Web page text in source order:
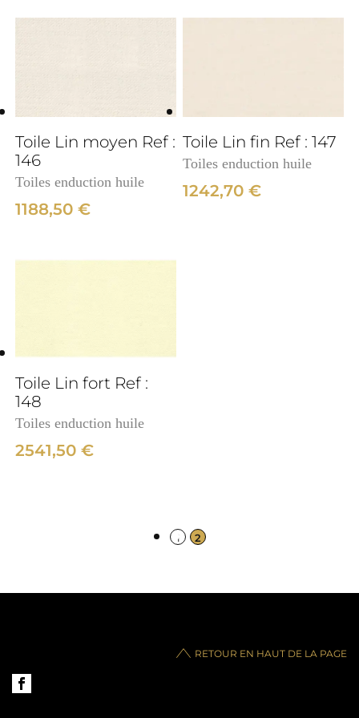
Toile Lin moyen Ref :
146
Toiles enduction huile
1188,50€
Toile Lin fin Ref : 147
Toiles enduction huile
1242,70€
Toile Lin fort Ref :
148
Toiles enduction huile
2541,50€
1 2
RETOUR EN HAUT DE LA PAGE